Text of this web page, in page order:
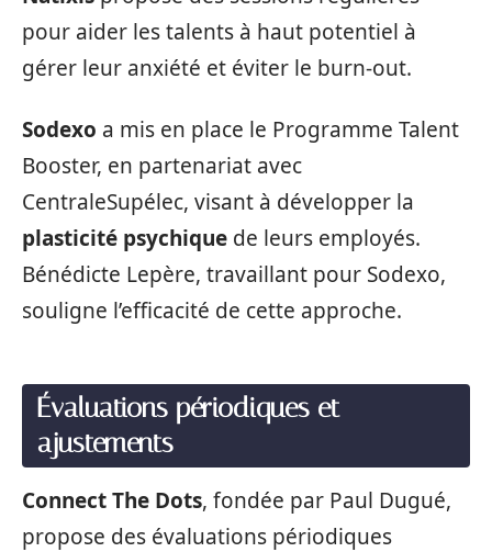
pour aider les talents à haut potentiel à
gérer leur anxiété et éviter le burn-out.
Sodexo a mis en place le Programme Talent
Booster, en partenariat avec
CentraleSupélec, visant à développer la
plasticité psychique de leurs employés.
Bénédicte Lepère, travaillant pour Sodexo,
souligne l’efficacité de cette approche.
Évaluations périodiques et
ajustements
Connect The Dots, fondée par Paul Dugué,
propose des évaluations périodiques